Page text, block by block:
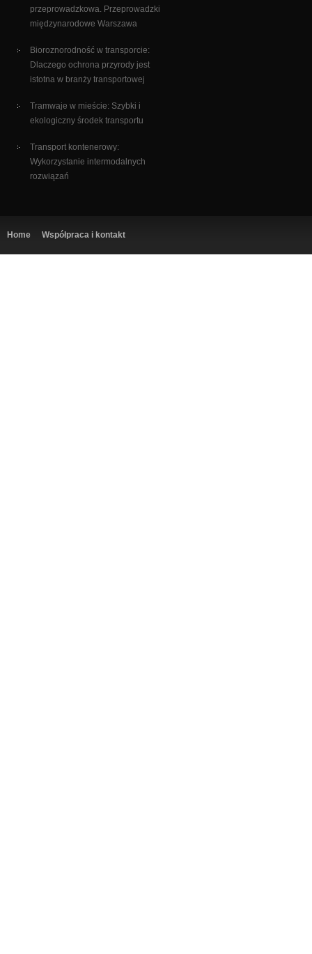
przeprowadzkowa. Przeprowadzki
międzynarodowe Warszawa
Bioroznorodność w transporcie:
Dlaczego ochrona przyrody jest
istotna w branży transportowej
Tramwaje w mieście: Szybki i
ekologiczny środek transportu
Transport kontenerowy:
Wykorzystanie intermodalnych
rozwiązań
Home Współpraca i kontakt